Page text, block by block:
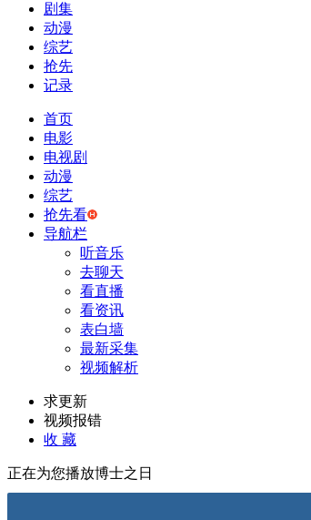
剧集
动漫
综艺
抢先
记录
首页
电影
电视剧
动漫
综艺
抢先看
导航栏
听音乐
去聊天
看直播
看资讯
表白墙
最新采集
视频解析
求更新
视频报错
收 藏
正在为您播放博士之日